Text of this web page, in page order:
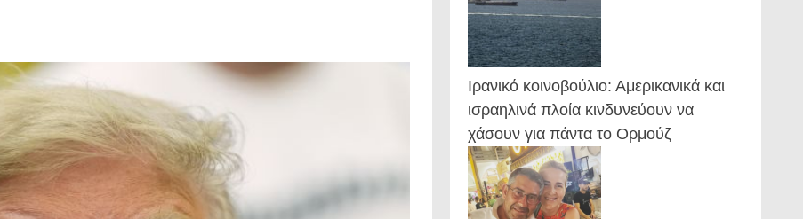
Ιρανικό κοινοβούλιο: Αμερικανικά και
ισραηλινά πλοία κινδυνεύουν να
χάσουν για πάντα το Ορμούζ